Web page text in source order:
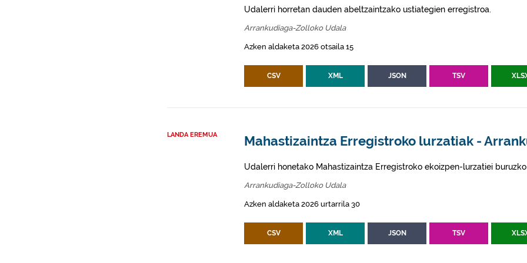
Udalerri horretan dauden abeltzaintzako ustiategien erregistroa.
Arrankudiaga-Zolloko Udala
Azken aldaketa 2026 otsaila 15
CSV XML JSON TSV
LANDA EREMUA Mahastizaintza Erregistroko lurzatiak -
Udalerri honetako Mahastizaintza Erregistroko ekoizpen-lurzatiei
Arrankudiaga-Zolloko Udala
Azken aldaketa 2026 urtarrila 30
CSV XML JSON TSV